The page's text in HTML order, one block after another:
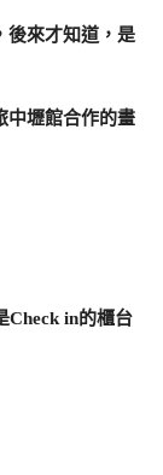
後來才知道，是
中壢館合作的畫
Check in的櫃台